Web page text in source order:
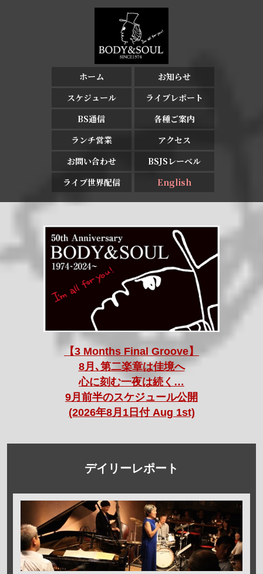
ホーム
お知らせ
スケジュール
ライブレポート
BS通信
各種ご案内
ランチ営業
アクセス
お問い合わせ
BSJSレーベル
ライブ世界配信
English
【3 Months Final Groove】
8月､第二楽章は佳境へ
心に刻む一夜は続く…
9月前半のスケジュール公開
(2026年8月1日付 Aug 1st)
デイリーレポート